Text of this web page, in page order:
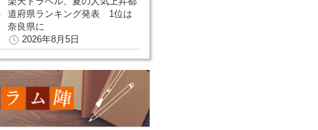
道府県ランキング発表 1位は
奈良県に
2026年8月5日